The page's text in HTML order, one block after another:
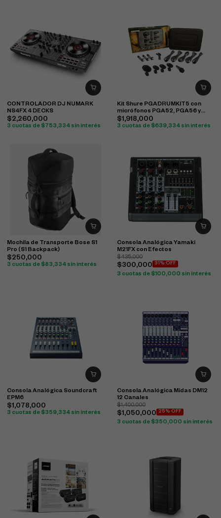
CONTROLADOR DJ NUMARK
NS4FX 4 DECKS
$2,260,000
3 cuotas de $ 753,334 sin interés
Kit Shure PGADRUMKIT5 con
micrófonos PGA52, PGA56 y
PGA57 para batería
$1,918,000
3 cuotas de $639,334 sin interés
Mochila de Transporte Bose S1
Pro (S1 Backpack)
$250,000
3 cuotas de $83,334 sin interés
Consola Analógica Yamaki
M21FX con Efectos
$435,000
$300,000 31% OFF
3 cuotas de $100,000 sin interés
Consola Analógica Soundcraft
EPM6
$1,078,000
3 cuotas de $359,334 sin interés
Consola Analógica Midas DM12
12 Canales
$1,400,000
$1,050,000 25% OFF
3 cuotas de $350,000 sin interés